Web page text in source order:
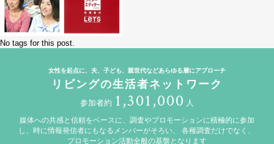
No tags for this post.
女性を起点に、夫、子ども、親世代などあらゆる層にアプローチ
リビングの生活者ネットワーク
参加者約 1,301,000 人
媒体への共感と信頼をベースに、調査やプロモーションに積極的に参加
し、時に情報発信者にもなるメンバーがそろい、
各種調査だけでなく、
プロモーション活動全般の基盤となります